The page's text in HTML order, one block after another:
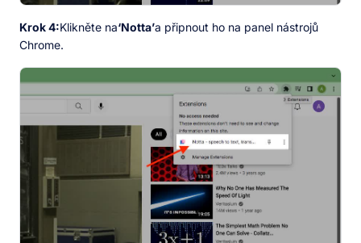
Krok 4:Klikněte na‘Notta’a připnout ho na panel nástrojů
Chrome.